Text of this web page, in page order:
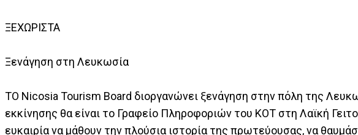
ΞΕΧΩΡΙΣΤΑ
Ξενάγηση στη Λευκωσία
ΤΟ Nicosia Tourism Board διοργανώνει ξενάγηση στην πόλη της
εκκίνησης θα είναι το Γραφείο Πληροφοριών του ΚΟΤ στη Λαϊκή
ευκαιρία να μάθουν την πλούσια ιστορία της πρωτεύουσας, να